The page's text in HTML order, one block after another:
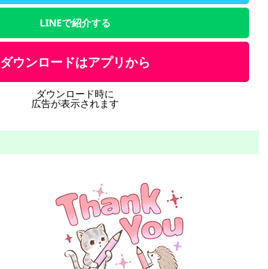
LINEで紹介する
ダウンロードはアプリから
ダウンロード時に
広告が表示されます